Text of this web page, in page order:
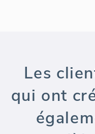
Les
qui ont